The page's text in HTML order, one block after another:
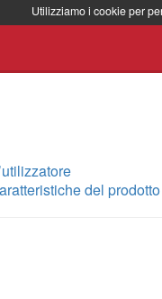
Utilizziamo i cookie per
del prodotto